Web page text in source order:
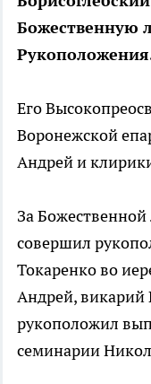
Божественную
Его
Воронежской
Андрей и
За
совершил
Токаренко во
Андрей, викарий
рукоположил
семинарии